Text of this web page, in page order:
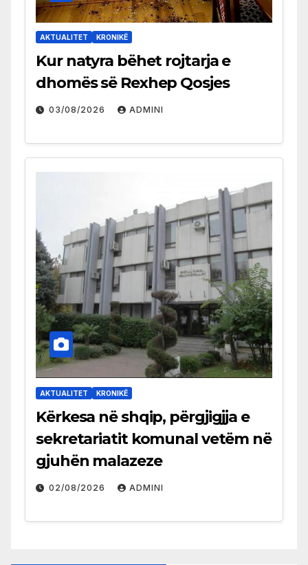
AKTUALITET KRONIKË
Kur natyra bëhet rojtarja e
dhomës së Rexhep Qosjes
03/08/2026 ADMINI
AKTUALITET KRONIKË
Kërkesa në shqip, përgjigjja e
sekretariatit komunal vetëm në
gjuhën malazeze
02/08/2026 ADMINI